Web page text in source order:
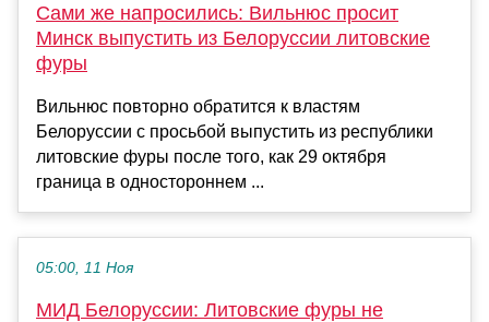
Сами же напросились: Вильнюс просит
Минск выпустить из Белоруссии литовские
фуры
Вильнюс повторно обратится к властям
Белоруссии с просьбой выпустить из республики
литовские фуры после того, как 29 октября
граница в одностороннем ...
05:00, 11 Ноя
МИД Белоруссии: Литовские фуры не